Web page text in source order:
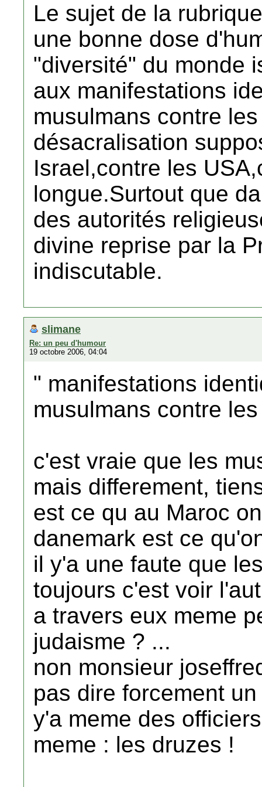
Le sujet de la
une bonne dose
"diversité" du monde
aux manifestations
musulmans contre
désacralisation
Israel,contre les
longue.Surtout que
des autorités
divine reprise par la
indiscutable.
slimane
Re: un peu d'humour
19 octobre 2006, 04:04
" manifestations
musulmans contre
c'est vraie que les
mais differement,
est ce qu au Maroc
danemark est ce
il y'a une faute que
toujours c'est voir
a travers eux meme
judaisme ? ...
non monsieur
pas dire forcement
y'a meme des
meme : les druzes !